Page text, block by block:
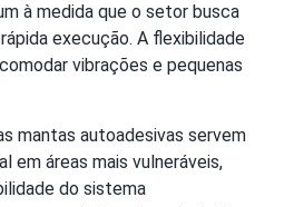
à medida que o setor busca
execução. A flexibilidade
vibrações e pequenas
mantas autoadesivas servem
em áreas mais vulneráveis,
do sistema